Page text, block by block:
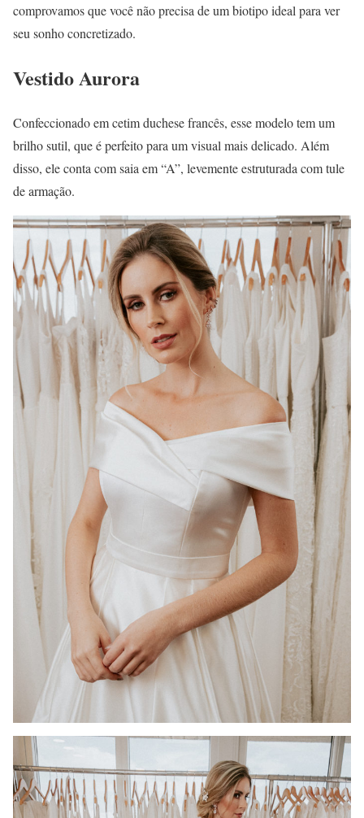
comprovamos que você não precisa de um biotipo ideal para ver
seu sonho concretizado.
Vestido Aurora
Confeccionado em cetim duchese francês, esse modelo tem um
brilho sutil, que é perfeito para um visual mais delicado. Além
disso, ele conta com saia em “A”, levemente estruturada com tule
de armação.